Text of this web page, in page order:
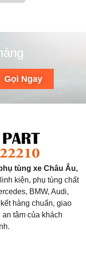
Gọi Ngay
tùng xe Châu Âu,
kiện, phụ tùng chất
BMW, Audi,
hàng chuẩn, giao
tâm của khách